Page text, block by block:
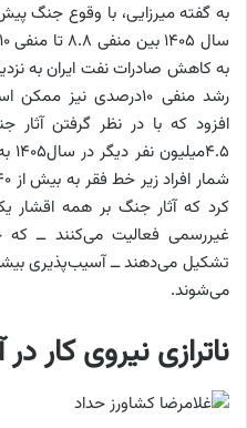
به گفته میرزایی، با وقوع جنگ
به کاهش صادرات نفت ایران به
رشد منفی ۱۰درصدی نیز
کرد که آثار جنگ بر همه
تشکیل می‌دهند ــ آسیب‌پذیری
می‌شوند.
ناترازی نیروی کار در